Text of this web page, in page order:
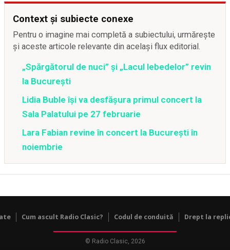
Context și subiecte conexe
Pentru o imagine mai completă a subiectului, urmărește
și aceste articole relevante din același flux editorial.
„Spărgătorul de nuci” și „Lacul lebedelor” revin
la București
Lidia Buble își va desfășura primul concert la
Sala Palatului pe 27 februarie
Lara Fabian revine în concert la Bucureşti în
noiembrie
Cum ascult Radio Clasic? Codul de conduită Drept la
© Radio Clasic, 2026